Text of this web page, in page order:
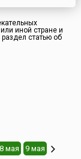
в середине
на
дню
в году, когда
иной стране и
статью об
8 мая 9 мая